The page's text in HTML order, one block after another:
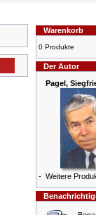
Warenkorb
0 Produkte
Der Autor
Pagel,
- Weitere